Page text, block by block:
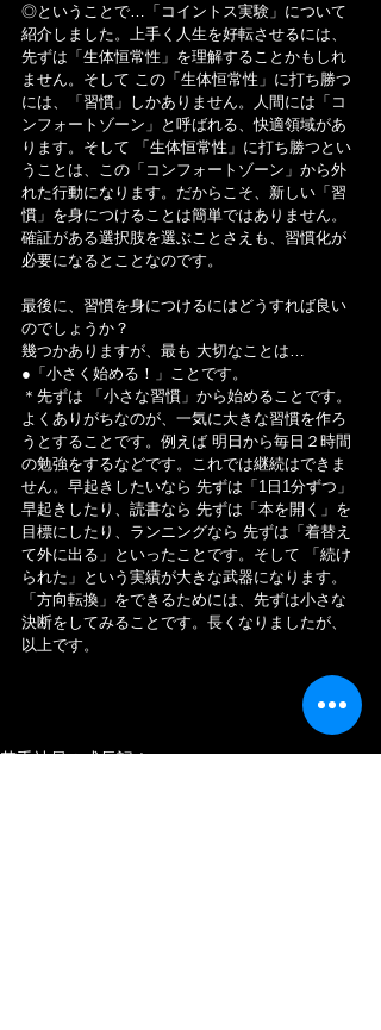
◎ということで…「コイントス実験」について
紹介しました。上手く人生を好転させるには、
先ずは「生体恒常性」を理解することかもしれ
ません。そして この「生体恒常性」に打ち勝つ
には、「習慣」しかありません。人間には「コ
ンフォートゾーン」と呼ばれる、快適領域があ
ります。そして 「生体恒常性」に打ち勝つとい
うことは、この「コンフォートゾーン」から外
れた行動になります。だからこそ、新しい「習
慣」を身につけることは簡単ではありません。
確証がある選択肢を選ぶことさえも、習慣化が
必要になるとことなのです。
最後に、習慣を身につけるにはどうすれば良い
のでしょうか？
幾つかありますが、最も 大切なことは…
●「小さく始める！」ことです。
＊先ずは 「小さな習慣」から始めることです。
よくありがちなのが、一気に大きな習慣を作ろ
うとすることです。例えば 明日から毎日２時間
の勉強をするなどです。これでは継続はできま
せん。早起きしたいなら 先ずは「1日1分ずつ」
早起きしたり、読書なら 先ずは「本を開く」を
目標にしたり、ランニングなら 先ずは「着替え
て外に出る」といったことです。そして 「続け
られた」という実績が大きな武器になります。
「方向転換」をできるためには、先ずは小さな
決断をしてみることです。長くなりましたが、
以上です。
若手社員の成長記！